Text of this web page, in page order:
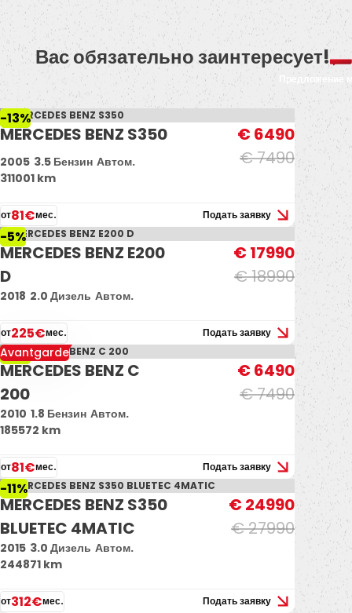
Вас обязательно заинтересует!
Предложение
-13%
MERCEDES BENZ S350
€ 7490
€ 6490
2005 3.5 Бензин Автом.
311001 km
от81€мес. Подать заявку
-5%
MERCEDES BENZ E200
D
€ 18990
€ 17990
2018 2.0 Дизель Автом.
от225€мес. Подать заявку
-13%
Avantgarde
MERCEDES BENZ C
200
€ 7490
€ 6490
2010 1.8 Бензин Автом.
185572 km
от81€мес. Подать заявку
-11%
MERCEDES BENZ S350
BLUETEC 4MATIC
€ 27990
€ 24990
2015 3.0 Дизель Автом.
244871 km
от312€мес. Подать заявку